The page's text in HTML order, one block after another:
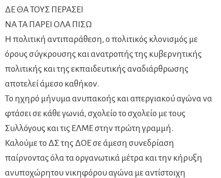
ΔΕ ΘΑ ΤΟΥΣ ΠΕΡΑΣΕΙ
ΝΑ ΤΑ ΠΑΡΕΙ ΟΛΑ ΠΙΣΩ
Η πολιτική αντιπαράθεση, ο πολιτικός κλονισμός με
όρους σύγκρουσης και ανατροπής της κυβερνητικής
πολιτικής και της εκπαιδευτικής αναδιάρθρωσης
αποτελεί άμεσο καθήκον.
Το ηχηρό μήνυμα ανυπακοής και απεργιακού αγώνα να
φτάσει σε κάθε γωνιά, σχολείο το σχολείο με τους
Συλλόγους και τις ΕΛΜΕ στην πρώτη γραμμή.
Καλούμε το ΔΣ της ΔΟΕ σε άμεση συνεδρίαση
παίρνοντας όλα τα οργανωτικά μέτρα και την κήρυξη
ανυποχώρητου νικηφόρου αγώνα με αντίστοιχη